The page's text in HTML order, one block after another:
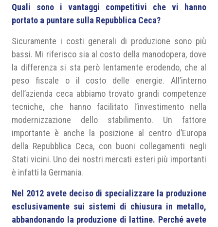
Quali sono i vantaggi competitivi che vi hanno
portato a puntare sulla Repubblica Ceca?
Sicuramente i costi generali di produzione sono più
bassi. Mi riferisco sia al costo della manodopera, dove
la differenza si sta però lentamente erodendo, che al
peso fiscale o il costo delle energie. All’interno
dell’azienda ceca abbiamo trovato grandi competenze
tecniche, che hanno facilitato l’investimento nella
modernizzazione dello stabilimento. Un fattore
importante è anche la posizione al centro d’Europa
della Repubblica Ceca, con buoni collegamenti negli
Stati vicini. Uno dei nostri mercati esteri più importanti
è infatti la Germania.
Nel 2012 avete deciso di specializzare la produzione
esclusivamente sui sistemi di chiusura in metallo,
abbandonando la produzione di lattine. Perché avete